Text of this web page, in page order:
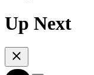
Up Next